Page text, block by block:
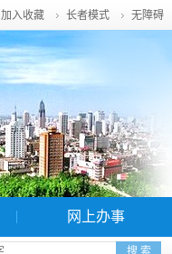
加入收藏 长者模式 无障碍
网上办事